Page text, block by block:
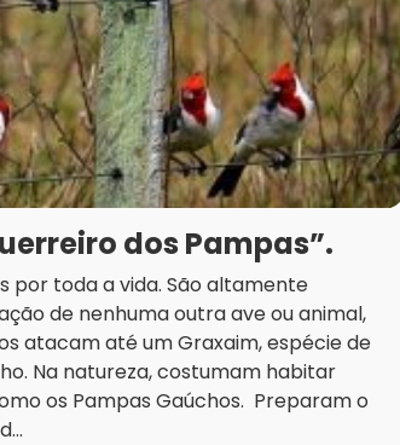
dos Pampas”.
por toda a vida. São altamente
de nenhuma outra ave ou animal,
atacam até um Graxaim, espécie de
Na natureza, costumam habitar
os Pampas Gaúchos. Preparam o